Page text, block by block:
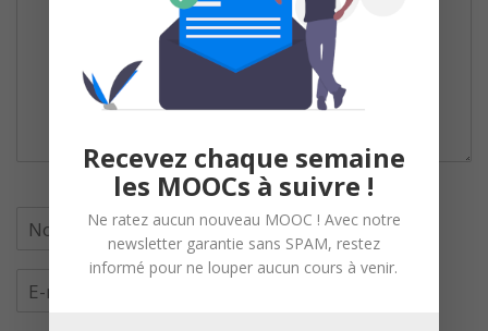
Recevez chaque semaine
les MOOCs à suivre !
Ne ratez aucun nouveau MOOC ! Avec notre
newsletter garantie sans SPAM, restez
informé pour ne louper aucun cours à venir.